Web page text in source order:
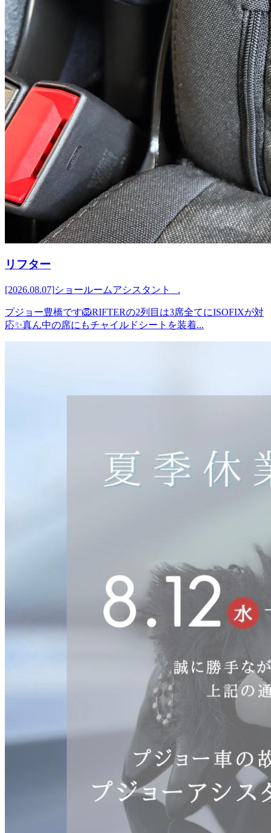
リフター
[2026.08.07]ショールームアシスタント .
プジョー豊橋です🦁RIFTERの2列目は3席全てにISOFIXが対
応✨真ん中の席にもチャイルドシートを装着...